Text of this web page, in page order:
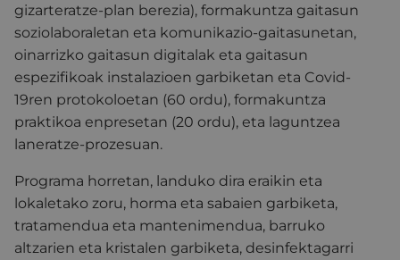
gizarteratze-plan berezia), formakuntza gaitasun
soziolaboraletan eta komunikazio-gaitasunetan,
oinarrizko gaitasun digitalak eta gaitasun
espezifikoak instalazioen garbiketan eta Covid-
19ren protokoloetan (60 ordu), formakuntza
praktikoa enpresetan (20 ordu), eta laguntzea
laneratze-prozesuan.
Programa horretan, landuko dira eraikin eta
lokaletako zoru, horma eta sabaien garbiketa,
tratamendua eta mantenimendua, barruko
altzarien eta kristalen garbiketa, desinfektagarri